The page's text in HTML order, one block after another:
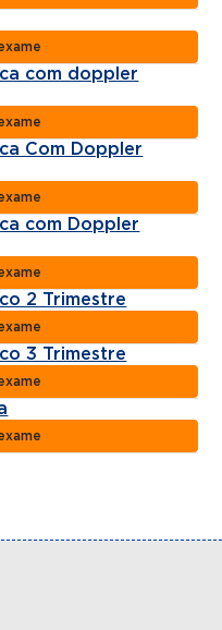
com doppler
Com Doppler
com Doppler
2 Trimestre
3 Trimestre